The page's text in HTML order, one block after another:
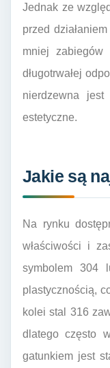
Jednak ze
przed
mniej zabiegów
długotrwałej
nierdzewna jest
estetyczne.
Jakie są
Na rynku
właściwości i
symbolem 304
plastycznością,
kolei stal 316
dlatego często
gatunkiem jest